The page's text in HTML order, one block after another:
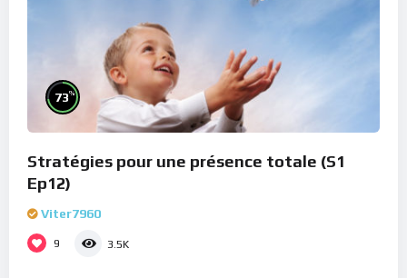
73%
Stratégies pour une présence totale (S1
Ep12)
Viter7960
9 3.5K